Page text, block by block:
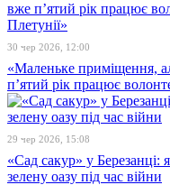
30 чер 2026, 12:00
«Маленьке приміщення,
п’ятий рік працює
29 чер 2026, 15:08
«Сад сакур» у Березанці:
зелену оазу під час війни